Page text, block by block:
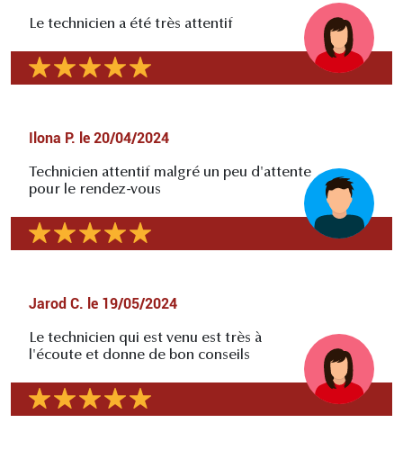
Le technicien a été très attentif
Ilona P. le 20/04/2024
Technicien attentif malgré un peu d'attente
pour le rendez-vous
Jarod C. le 19/05/2024
Le technicien qui est venu est très à
l'écoute et donne de bon conseils